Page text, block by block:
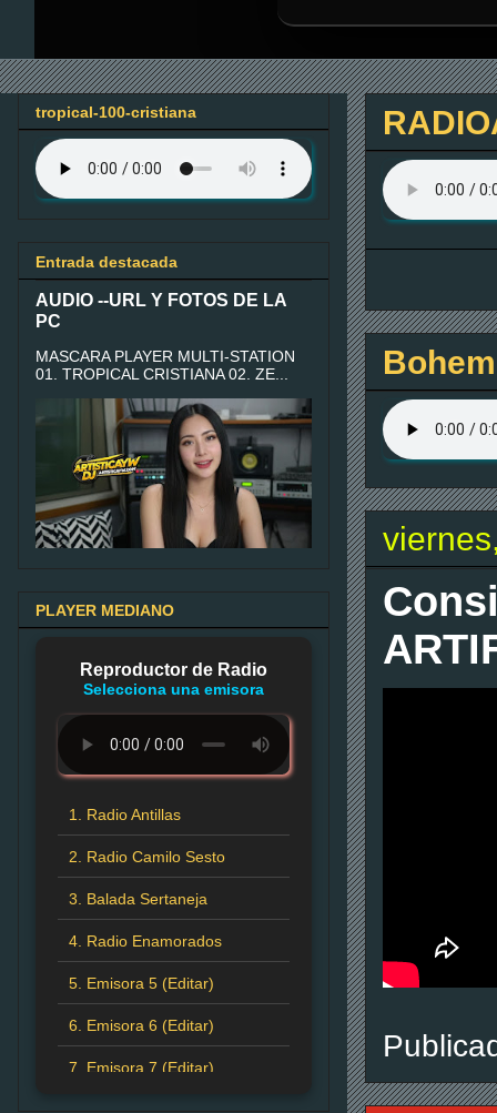
tropical-100-cristiana
Entrada destacada
AUDIO --URL Y FOTOS DE LA
PC
MASCARA PLAYER MULTI-STATION
01. TROPICAL CRISTIANA 02. ZE...
PLAYER MEDIANO
Reproductor de Radio
Selecciona una emisora
1. Radio Antillas
2. Radio Camilo Sesto
3. Balada Sertaneja
4. Radio Enamorados
5. Emisora 5 (Editar)
6. Emisora 6 (Editar)
7. Emisora 7 (Editar)